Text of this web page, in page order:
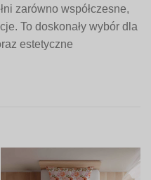
zarówno współczesne,
To doskonały wybór dla
estetyczne